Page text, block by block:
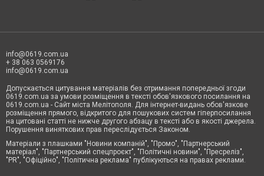
info@0619.com.ua
+ 38 063 0569176
info@0619.com.ua
Допускається цитування матеріалів без отримання попередньої згоди
0619.com.ua за умови розміщення в тексті обов'язкового посилання на
0619.com.ua - Сайт міста Мелітополя. Для інтернет-видань обов'язкове
розміщення прямого, відкритого для пошукових систем гіперпосилання
на цитовані статті не нижче другого абзацу в тексті або в якості джерела.
Порушення виняткових прав переслідується Законом.
Матеріали з плашками "Новини компаній", "Промо", "Партнерський
матеріал", "Партнерський спецпроєкт", "Політичні новини", "Пресреліз",
"PR", "Офіційно", "Політична реклама" публікуються на правах реклами.